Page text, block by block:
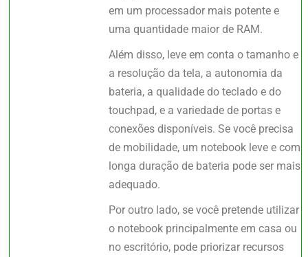
em um processador mais potente e
uma quantidade maior de RAM.
Além disso, leve em conta o tamanho e
a resolução da tela, a autonomia da
bateria, a qualidade do teclado e do
touchpad, e a variedade de portas e
conexões disponíveis. Se você precisa
de mobilidade, um notebook leve e com
longa duração de bateria pode ser mais
adequado.
Por outro lado, se você pretende utilizar
o notebook principalmente em casa ou
no escritório, pode priorizar recursos